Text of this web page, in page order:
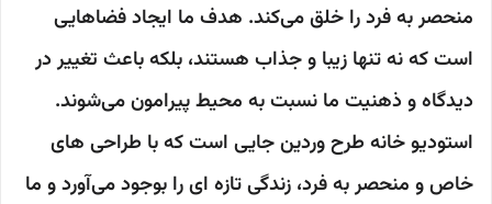
منحصر به فرد را خلق می‌کند. هدف ما ایجاد فضاهایی
است که نه تنها زیبا و جذاب هستند، بلکه باعث تغییر در
دیدگاه و ذهنیت ما نسبت به محیط پیرامون می‌شوند.
استودیو خانه طرح وردین جایی است که با طراحی های
خاص و منحصر به فرد، زندگی تازه ای را بوجود می‌آورد و ما